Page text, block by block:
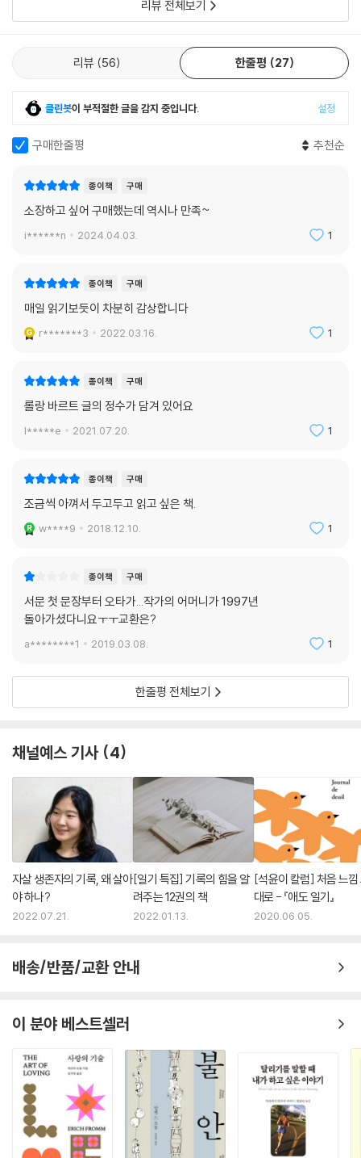
리뷰 전체보기
리뷰 56 한줄평 27
클린봇이 부적절한 글을 감지 중입니다. 설정
구매한줄평 추천순
종이책 구매
소장하고 싶어 구매했는데 역시나 만족~
i******n 2024.04.03. 1
종이책 구매
매일 읽기보듯이 차분히 감상합니다
r*******3 2022.03.16. 1
종이책 구매
롤랑 바르트 글의 정수가 담겨 있어요
l*****e 2021.07.20. 1
종이책 구매
조금씩 아껴서 두고두고 읽고 싶은 책.
w****9 2018.12.10. 1
종이책 구매
서문 첫 문장부터 오타가...작가의 어머니가 1997년
돌아가셨다니요ㅜㅜ교환은?
a********1 2019.03.08. 1
한줄평 전체보기
채널예스 기사 4
자살 생존자의 기록, 왜 살아
야 하나?
2022.07.21.
[일기 특집] 기록의 힘을 알
려주는 12권의 책
2022.01.13.
[석윤이 칼럼] 처음 느낌
대로 - 『애도 일기』
2020.06.05.
배송/반품/교환 안내
이 분야 베스트셀러